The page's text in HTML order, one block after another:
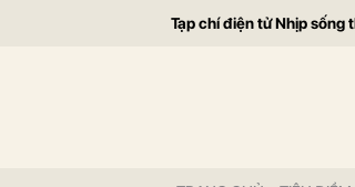
Tạp chí điện tử Nhịp sống